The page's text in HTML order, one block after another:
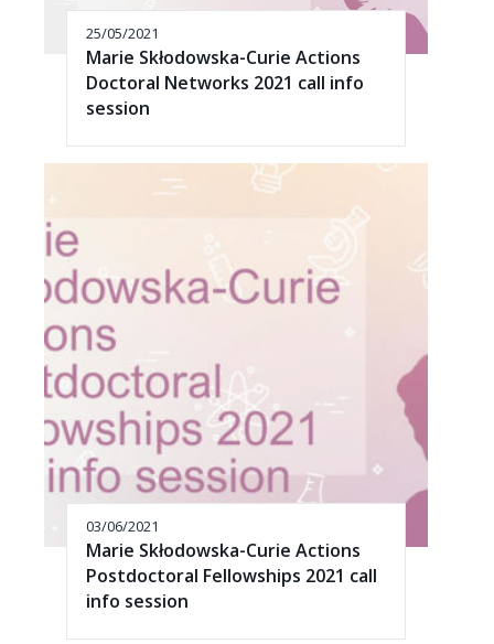
25/05/2021
Marie Skłodowska-Curie Actions
Doctoral Networks 2021 call info
session
03/06/2021
Marie Skłodowska-Curie Actions
Postdoctoral Fellowships 2021 call
info session